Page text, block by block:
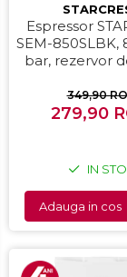
Espressor
SEM-850SLBK,
bar, rezervor
filtru dublu
Negru/
349,90
279,90
IN
Adauga in cos